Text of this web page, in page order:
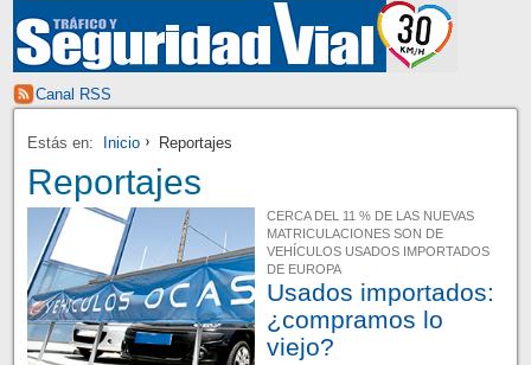
Canal RSS
Estás en: Inicio Reportajes
Reportajes
CERCA DEL 11 % DE LAS NUEVAS
MATRICULACIONES SON DE
VEHÍCULOS USADOS IMPORTADOS
DE EUROPA
Usados importados:
¿compramos lo
viejo?